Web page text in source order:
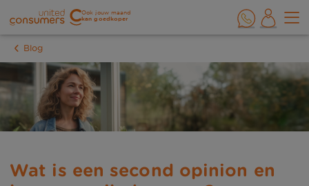
Ook jouw maand
kan goedkoper
Blog
Wat is een second opinion en